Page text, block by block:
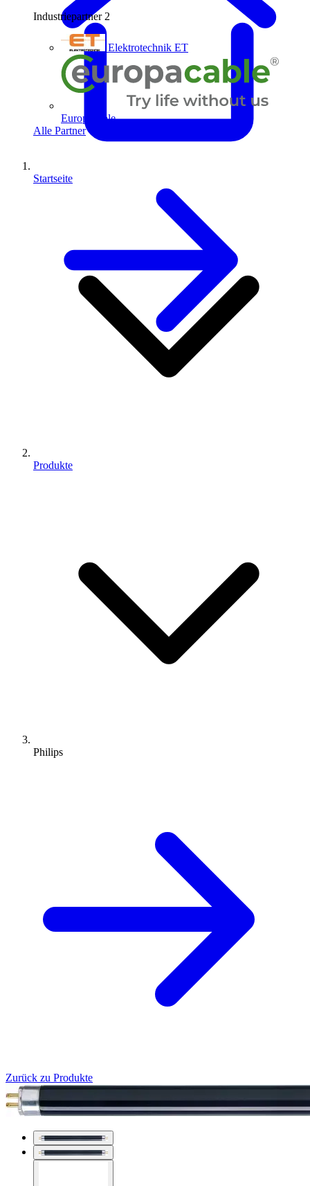
Industriepartner 2
Elektrotechnik ET
Europacable
Alle Partner
Startseite
Produkte
Philips
Zurück zu Produkte